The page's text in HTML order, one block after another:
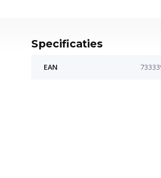
Specificaties
EAN